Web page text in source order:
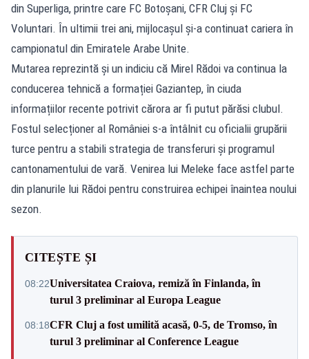
din Superliga, printre care FC Botoșani, CFR Cluj și FC
Voluntari. În ultimii trei ani, mijlocașul și-a continuat cariera în
campionatul din Emiratele Arabe Unite.
Mutarea reprezintă și un indiciu că Mirel Rădoi va continua la
conducerea tehnică a formației Gaziantep, în ciuda
informațiilor recente potrivit cărora ar fi putut părăsi clubul.
Fostul selecționer al României s-a întâlnit cu oficialii grupării
turce pentru a stabili strategia de transferuri și programul
cantonamentului de vară. Venirea lui Meleke face astfel parte
din planurile lui Rădoi pentru construirea echipei înaintea noului
sezon.
CITEȘTE ȘI
08:22Universitatea Craiova, remiză în Finlanda, în
turul 3 preliminar al Europa League
08:18CFR Cluj a fost umilită acasă, 0-5, de Tromso, în
turul 3 preliminar al Conference League